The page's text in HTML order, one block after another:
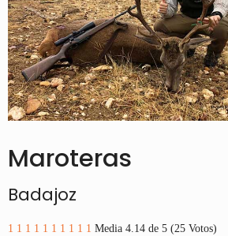
Maroteras
Badajoz
1 1 1 1 1 1 1 1 1 1 Media 4.14 de 5 (25 Votos)